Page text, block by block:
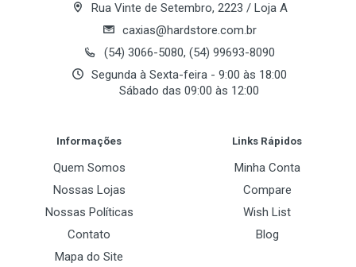
Rua Vinte de Setembro, 2223 / Loja A
caxias@hardstore.com.br
(54) 3066-5080, (54) 99693-8090
Segunda à Sexta-feira - 9:00 às 18:00
Sábado das 09:00 às 12:00
Informações
Quem Somos
Nossas Lojas
Nossas Políticas
Contato
Mapa do Site
Links Rápidos
Minha Conta
Compare
Wish List
Blog